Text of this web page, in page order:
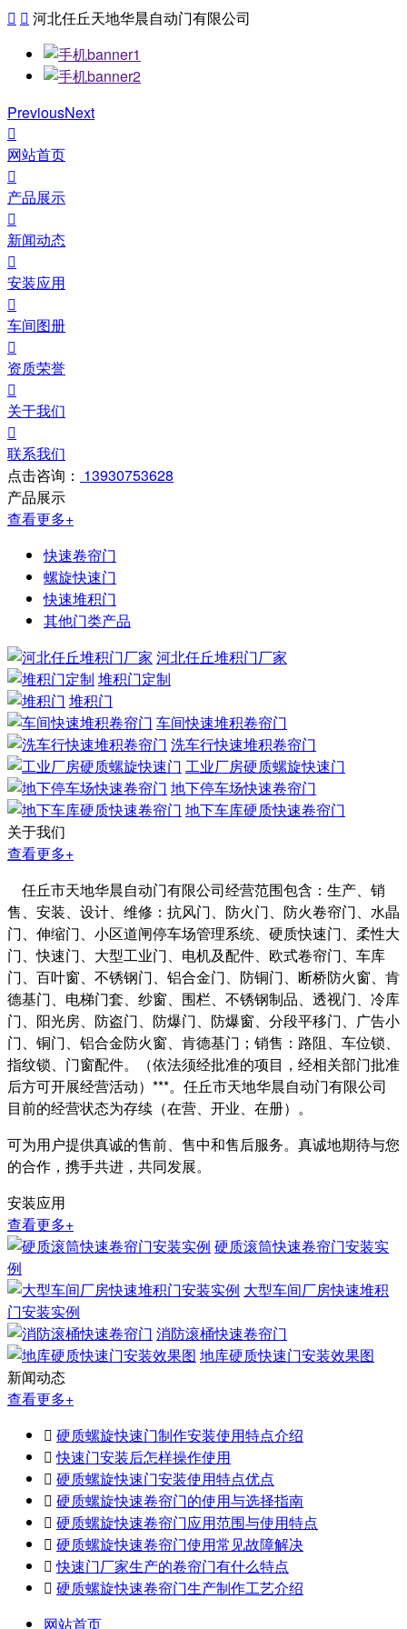
  河北任丘天地华晨自动门有限公司
PreviousNext

网站首页

产品展示

新闻动态

安装应用

车间图册

资质荣誉

关于我们

联系我们
点击咨询： 13930753628
产品展示
查看更多+
快速卷帘门
螺旋快速门
快速堆积门
其他门类产品
河北任丘堆积门厂家
堆积门定制
堆积门
车间快速堆积卷帘门
洗车行快速堆积卷帘门
工业厂房硬质螺旋快速门
地下停车场快速卷帘门
地下车库硬质快速卷帘门
关于我们
查看更多+
任丘市天地华晨自动门有限公司经营范围包含：生产、销
售、安装、设计、维修：抗风门、防火门、防火卷帘门、水晶
门、伸缩门、小区道闸停车场管理系统、硬质快速门、柔性大
门、快速门、大型工业门、电机及配件、欧式卷帘门、车库
门、百叶窗、不锈钢门、铝合金门、防铜门、断桥防火窗、肯
德基门、电梯门套、纱窗、围栏、不锈钢制品、透视门、冷库
门、阳光房、防盗门、防爆门、防爆窗、分段平移门、广告小
门、铜门、铝合金防火窗、肯德基门；销售：路阻、车位锁、
指纹锁、门窗配件。（依法须经批准的项目，经相关部门批准
后方可开展经营活动）***。任丘市天地华晨自动门有限公司
目前的经营状态为存续（在营、开业、在册）。
可为用户提供真诚的售前、售中和售后服务。真诚地期待与您
的合作，携手共进，共同发展。
安装应用
查看更多+
硬质滚筒快速卷帘门安装实
例
大型车间厂房快速堆积
门安装实例
消防滚桶快速卷帘门
地库硬质快速门安装效果图
新闻动态
查看更多+
 硬质螺旋快速门制作安装使用特点介绍
 快速门安装后怎样操作使用
 硬质螺旋快速门安装使用特点优点
 硬质螺旋快速卷帘门的使用与选择指南
 硬质螺旋快速卷帘门应用范围与使用特点
 硬质螺旋快速卷帘门使用常见故障解决
 快速门厂家生产的卷帘门有什么特点
 硬质螺旋快速卷帘门生产制作工艺介绍
网站首页